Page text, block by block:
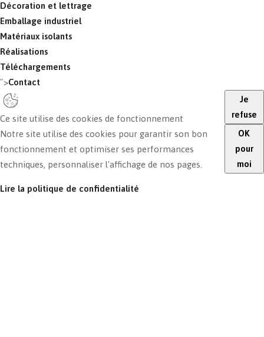
Décoration et lettrage
Emballage industriel
Matériaux isolants
Réalisations
Téléchargements
">Contact
Ce site utilise des cookies de fonctionnement
Notre site utilise des cookies pour garantir son bon
fonctionnement et optimiser ses performances
techniques, personnaliser l'affichage de nos pages.
Lire la politique de confidentialité
Je
refuse
OK
pour
moi